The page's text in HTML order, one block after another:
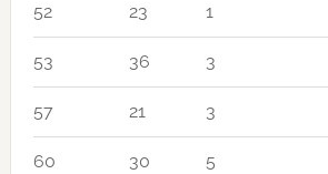
52 23 1
53 36 3
57 21 3
60 30 5